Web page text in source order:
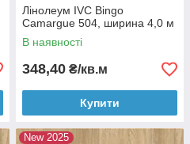
Лінолеум IVC Bingo
Camargue 504, ширина 4,0 м
В наявності
348,40 ₴/кв.м
Купити
New 2025